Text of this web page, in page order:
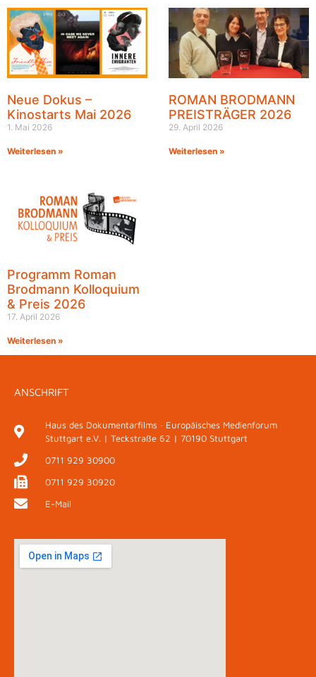
Neue Dokus –
Kinostarts Mai 2026
1. Mai 2026
Weiterlesen »
ROMAN BRODMANN
PREISTRÄGER 2026
29. April 2026
Weiterlesen »
Programm Roman
Brodmann Kolloquium
& Preis 2026
17. April 2026
Weiterlesen »
ANSCHRIFT
Haus des Dokumentarfilms · Europäisches Medienforum
Stuttgart e.V. | Teckstraße 62 | 70190 Stuttgart
0711 929 30900
0711 929 30920
E-Mail